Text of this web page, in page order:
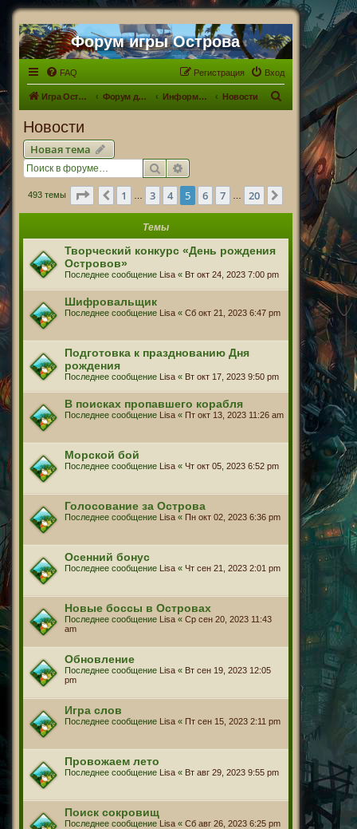
Форум игры Острова
FAQ Вход
Регистрация
Игра Острова Форум для Островитян Информационный раздел Новости
Новости
Новая тема
Поиск
493 темы Страница 5из20
Пред.
1 3 4 5 6 7 20 След.
Темы
Творческий конкурс «День рождения
Островов»
Последнее сообщение Lisa « Вт окт 24, 2023 7:00 pm
Шифровальщик
Последнее сообщение Lisa « Сб окт 21, 2023 6:47 pm
Подготовка к празднованию Дня
рождения
Последнее сообщение Lisa « Вт окт 17, 2023 9:50 pm
В поисках пропавшего корабля
Последнее сообщение Lisa « Пт окт 13, 2023 11:26 am
Морской бой
Последнее сообщение Lisa « Чт окт 05, 2023 6:52 pm
Голосование за Острова
Последнее сообщение Lisa « Пн окт 02, 2023 6:36 pm
Осенний бонус
Последнее сообщение Lisa « Чт сен 21, 2023 2:01 pm
Новые боссы в Островах
Последнее сообщение Lisa « Ср сен 20, 2023 11:43
am
Обновление
Последнее сообщение Lisa « Вт сен 19, 2023 12:05
pm
Игра слов
Последнее сообщение Lisa « Пт сен 15, 2023 2:11 pm
Провожаем лето
Последнее сообщение Lisa « Вт авг 29, 2023 9:55 pm
Поиск сокровищ
Последнее сообщение Lisa « Сб авг 26, 2023 6:25 pm